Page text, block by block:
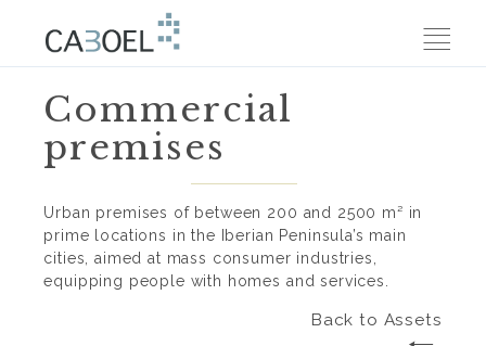
Commercial
premises
Urban premises of between 200 and 2500 m² in
prime locations in the Iberian Peninsula’s main
cities, aimed at mass consumer industries,
equipping people with homes and services.
Back to Assets